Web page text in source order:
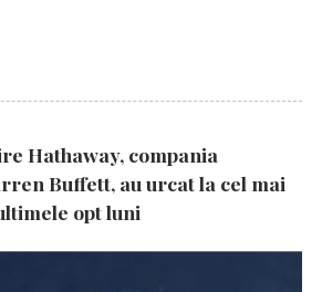
Hathaway, compania
Buffett, au urcat la cel mai
opt luni